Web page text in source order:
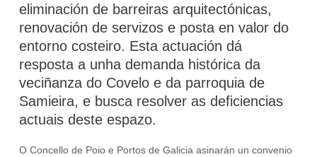
eliminación de barreiras arquitectónicas,
renovación de servizos e posta en valor do
entorno costeiro. Esta actuación dá
resposta a unha demanda histórica da
veciñanza do Covelo e da parroquia de
Samieira, e busca resolver as deficiencias
actuais deste espazo.
O Concello de Poio e Portos de Galicia asinarán un convenio